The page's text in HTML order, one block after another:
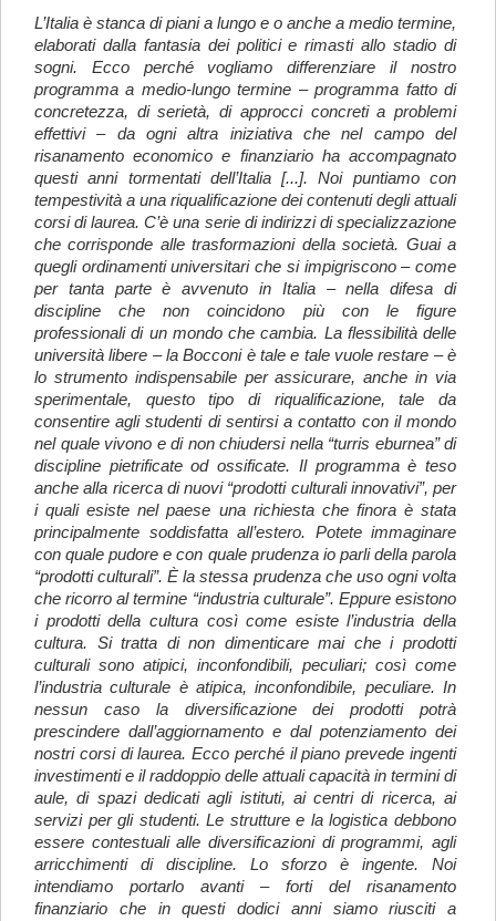
L’Italia è stanca di piani a lungo e o anche a medio termine,
elaborati dalla fantasia dei politici e rimasti allo stadio di
sogni. Ecco perché vogliamo differenziare il nostro
programma a medio-lungo termine – programma fatto di
concretezza, di serietà, di approcci concreti a problemi
effettivi – da ogni altra iniziativa che nel campo del
risanamento economico e finanziario ha accompagnato
questi anni tormentati dell’Italia [...]. Noi puntiamo con
tempestività a una riqualificazione dei contenuti degli attuali
corsi di laurea. C’è una serie di indirizzi di specializzazione
che corrisponde alle trasformazioni della società. Guai a
quegli ordinamenti universitari che si impigriscono – come
per tanta parte è avvenuto in Italia – nella difesa di
discipline che non coincidono più con le figure
professionali di un mondo che cambia. La flessibilità delle
università libere – la Bocconi è tale e tale vuole restare – è
lo strumento indispensabile per assicurare, anche in via
sperimentale, questo tipo di riqualificazione, tale da
consentire agli studenti di sentirsi a contatto con il mondo
nel quale vivono e di non chiudersi nella “turris eburnea” di
discipline pietrificate od ossificate. Il programma è teso
anche alla ricerca di nuovi “prodotti culturali innovativi”, per
i quali esiste nel paese una richiesta che finora è stata
principalmente soddisfatta all’estero. Potete immaginare
con quale pudore e con quale prudenza io parli della parola
“prodotti culturali”. È la stessa prudenza che uso ogni volta
che ricorro al termine “industria culturale”. Eppure esistono
i prodotti della cultura così come esiste l’industria della
cultura. Si tratta di non dimenticare mai che i prodotti
culturali sono atipici, inconfondibili, peculiari; così come
l’industria culturale è atipica, inconfondibile, peculiare. In
nessun caso la diversificazione dei prodotti potrà
prescindere dall’aggiornamento e dal potenziamento dei
nostri corsi di laurea. Ecco perché il piano prevede ingenti
investimenti e il raddoppio delle attuali capacità in termini di
aule, di spazi dedicati agli istituti, ai centri di ricerca, ai
servizi per gli studenti. Le strutture e la logistica debbono
essere contestuali alle diversificazioni di programmi, agli
arricchimenti di discipline. Lo sforzo è ingente. Noi
intendiamo portarlo avanti – forti del risanamento
finanziario che in questi dodici anni siamo riusciti a